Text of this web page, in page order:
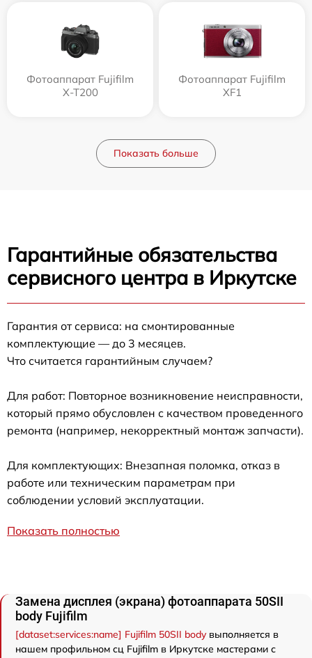
Фотоаппарат Fujifilm
X-T200
Фотоаппарат Fujifilm
XF1
Показать больше
Гарантийные обязательства
сервисного центра в Иркутске
Гарантия от сервиса: на смонтированные
комплектующие — до 3 месяцев.
Что считается гарантийным случаем?
Для работ: Повторное возникновение неисправности,
который прямо обусловлен с качеством проведенного
ремонта (например, некорректный монтаж запчасти).
Для комплектующих: Внезапная поломка, отказ в
работе или техническим параметрам при
соблюдении условий эксплуатации.
Показать полностью
Замена дисплея (экрана) фотоаппарата 50SII
body Fujifilm
[dataset:services:name] Fujifilm 50SII bodyвыполняется в
нашем профильном сц Fujifilm в Иркутске мастерами с